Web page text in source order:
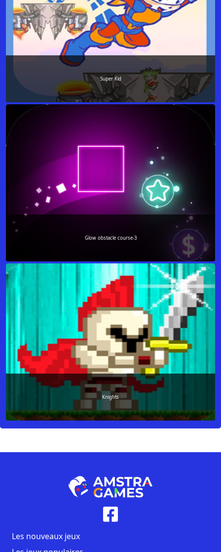
Super Kid
Glow obstacle course-3
Knights
Les nouveaux jeux